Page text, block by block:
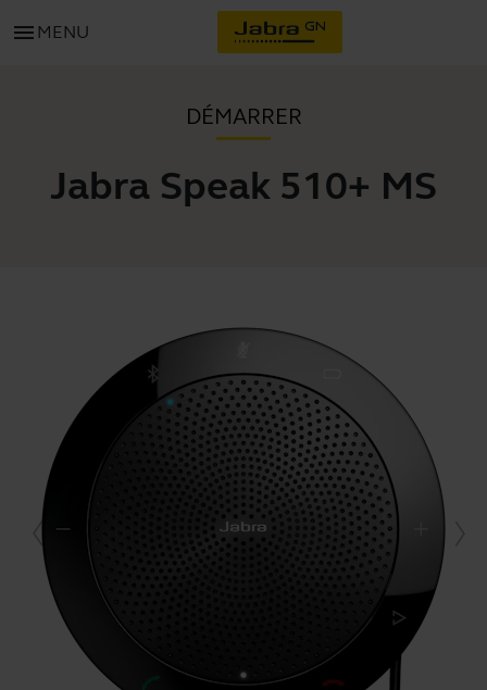
menu MENU
DÉMARRER
Jabra Speak 510+ MS